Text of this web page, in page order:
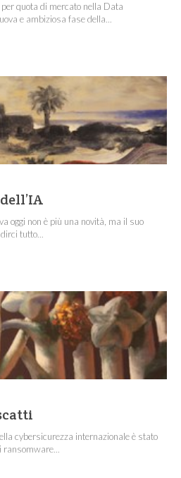
quota di mercato nella Data
e ambiziosa fase della...
oggi non è più una novità, ma il suo
tutto...
cybersicurezza internazionale è stato
ransomware...